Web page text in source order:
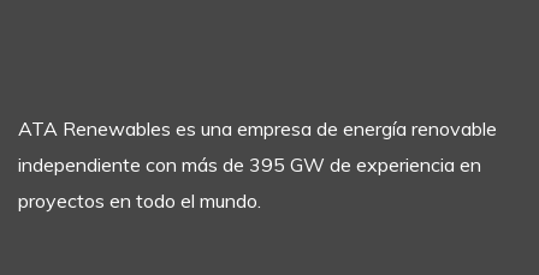
ATA Renewables es una empresa de energía renovable
independiente con más de 395 GW de experiencia en
proyectos en todo el mundo.